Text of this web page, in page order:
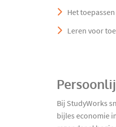
Het
Leren voor
Bij StudyWorks
bijles economie